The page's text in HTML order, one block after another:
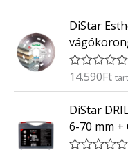
DiStar
É
é
k
e
l
14.590Ft
DiStar
6-70 mm +